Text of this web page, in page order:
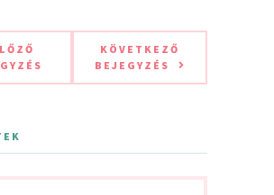
KÖVETKEZŐ
BEJEGYZÉS